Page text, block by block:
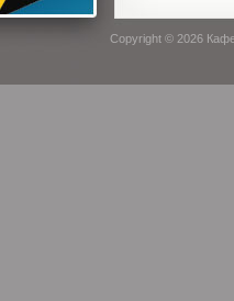
Copyright © 2026